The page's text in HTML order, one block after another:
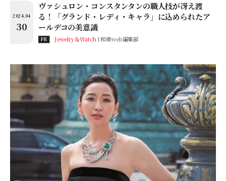
2024.04
30
ヴァシュロン・コンスタンタンの職人技が冴え渡
る！「グランド・レディ・キャラ」に込められたア
ールデコの美意識
PR Jewelry＆Watch 和樂web編集部